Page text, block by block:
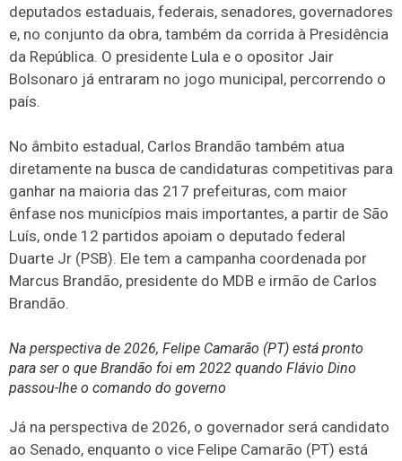
deputados estaduais, federais, senadores, governadores
e, no conjunto da obra, também da corrida à Presidência
da República. O presidente Lula e o opositor Jair
Bolsonaro já entraram no jogo municipal, percorrendo o
país.
No âmbito estadual, Carlos Brandão também atua
diretamente na busca de candidaturas competitivas para
ganhar na maioria das 217 prefeituras, com maior
ênfase nos municípios mais importantes, a partir de São
Luís, onde 12 partidos apoiam o deputado federal
Duarte Jr (PSB). Ele tem a campanha coordenada por
Marcus Brandão, presidente do MDB e irmão de Carlos
Brandão.
Na perspectiva de 2026, Felipe Camarão (PT) está pronto
para ser o que Brandão foi em 2022 quando Flávio Dino
passou-lhe o comando do governo
Já na perspectiva de 2026, o governador será candidato
ao Senado, enquanto o vice Felipe Camarão (PT) está